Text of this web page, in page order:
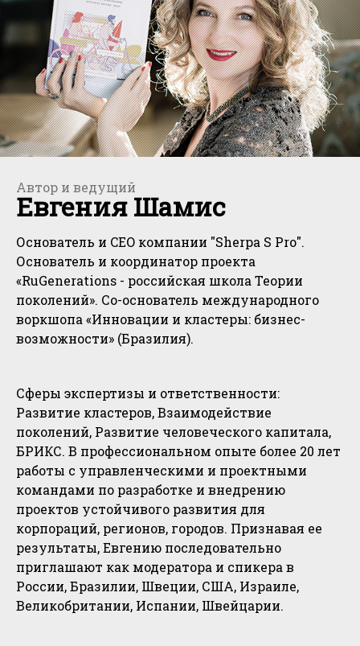
Автор и ведущий
Евгения Шамис
Основатель и CEO компании "Sherpa S Pro".
Основатель и координатор проекта
«RuGenerations - российская школа Теории
поколений». Со-основатель международного
воркшопа «Инновации и кластеры: бизнес-
возможности» (Бразилия).
Сферы экспертизы и ответственности:
Развитие кластеров, Взаимодействие
поколений, Развитие человеческого капитала,
БРИКС. В профессиональном опыте более 20 лет
работы с управленческими и проектными
командами по разработке и внедрению
проектов устойчивого развития для
корпораций, регионов, городов. Признавая ее
результаты, Евгению последовательно
приглашают как модератора и спикера в
России, Бразилии, Швеции, США, Израиле,
Великобритании, Испании, Швейцарии.